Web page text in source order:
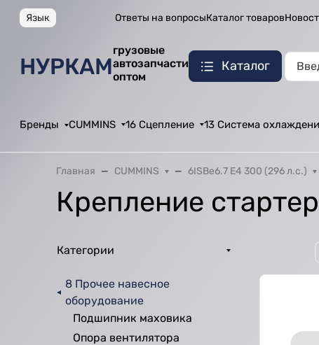
Язык Ответы на вопросыКаталог товаров
НУРКАМ
грузовые
автозапчасти
оптом
Каталог
Бренды CUMMINS 16 Сцепление 13 Система
Главная CUMMINS 6ISBe6.7 E4 300 (296 л.с.)
Крепление
Категории
8 Прочее навесное
оборудование
Подшипник маховика
Опора вентилятора